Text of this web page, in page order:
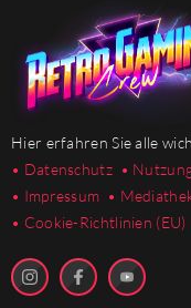
Hier erfahren Sie alle
• Datenschutz •
• Impressum •
• Cookie-Richtlinien (EU)